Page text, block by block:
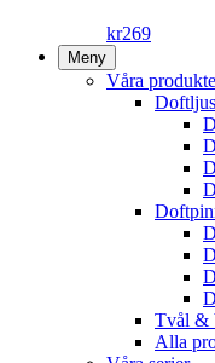
kr269
Meny
Våra
Doftljus
Tvål &
Alla